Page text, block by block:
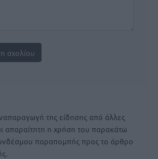
της είδησης από άλλες
απαραίτητη η χρήση του παρακάτω
παραπομπής προς το άρθρο